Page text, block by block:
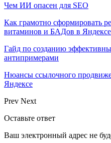
Чем ИИ опасен для SEO
Как грамотно сформировать
витаминов и БАДов в
Гайд по созданию
антипримерами
Нюансы ссылочного
Яндексе
Prev Next
Оставьте ответ
Ваш электронный адрес не